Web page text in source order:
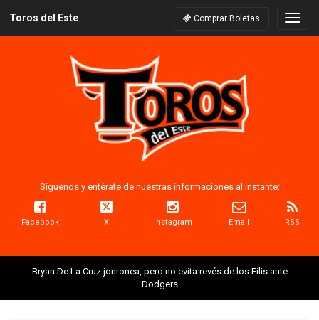
Toros del Este Comprar Boletas
Síguenos y entérate de nuestras informaciones al instante:
Facebook X Instagram Email RSS
Bryan De La Cruz jonronea, pero no evita revés de los Filis ante
Dodgers